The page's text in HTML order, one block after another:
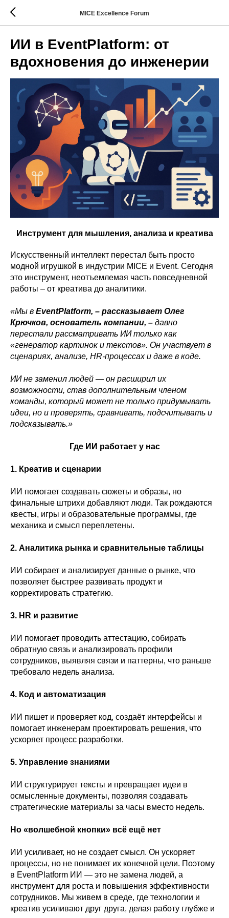
MICE Excellence Forum
ИИ в EventPlatform: от
вдохновения до инженерии
Инструмент для мышления, анализа и креатива
Искусственный интеллект перестал быть просто
модной игрушкой в индустрии MICE и Event. Сегодня
это инструмент, неотъемлемая часть повседневной
работы – от креатива до аналитики.
«Мы в EventPlatform, – рассказывает Олег
Крючков, основатель компании, – давно
перестали рассматривать ИИ только как
«генератор картинок и текстов». Он участвует в
сценариях, анализе, HR-процессах и даже в коде.
ИИ не заменил людей — он расширил их
возможности, став дополнительным членом
команды, который может не только придумывать
идеи, но и проверять, сравнивать, подсчитывать и
подсказывать.»
Где ИИ работает у нас
1. Креатив и сценарии
ИИ помогает создавать сюжеты и образы, но
финальные штрихи добавляют люди. Так рождаются
квесты, игры и образовательные программы, где
механика и смысл переплетены.
2. Аналитика рынка и сравнительные таблицы
ИИ собирает и анализирует данные о рынке, что
позволяет быстрее развивать продукт и
корректировать стратегию.
3. HR и развитие
ИИ помогает проводить аттестацию, собирать
обратную связь и анализировать профили
сотрудников, выявляя связи и паттерны, что раньше
требовало недель анализа.
4. Код и автоматизация
ИИ пишет и проверяет код, создаёт интерфейсы и
помогает инженерам проектировать решения, что
ускоряет процесс разработки.
5. Управление знаниями
ИИ структурирует тексты и превращает идеи в
осмысленные документы, позволяя создавать
стратегические материалы за часы вместо недель.
Но «волшебной кнопки» всё ещё нет
ИИ усиливает, но не создает смысл. Он ускоряет
процессы, но не понимает их конечной цели. Поэтому
в EventPlatform ИИ — это не замена людей, а
инструмент для роста и повышения эффективности
сотрудников. Мы живем в среде, где технологии и
креатив усиливают друг друга, делая работу глубже и